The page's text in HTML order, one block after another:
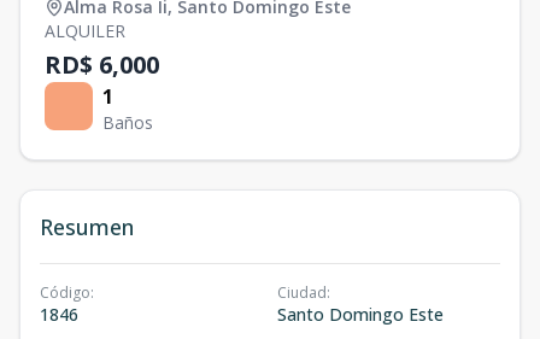
Alma Rosa Ii, Santo Domingo Este
ALQUILER
RD$ 6,000
1
Baños
Resumen
Código:
1846
Ciudad:
Santo Domingo Este